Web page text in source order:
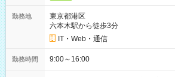
勤務地
東京都港区
六本木駅から徒歩3分
IT・Web・通信
勤務時間 9:00～16:00